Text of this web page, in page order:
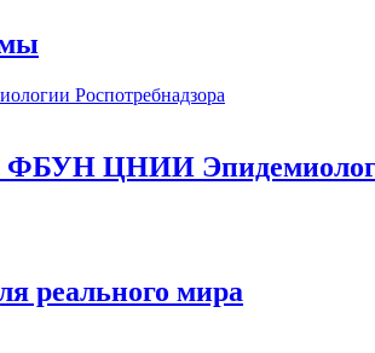
ФБУН ЦНИИ
реального мира